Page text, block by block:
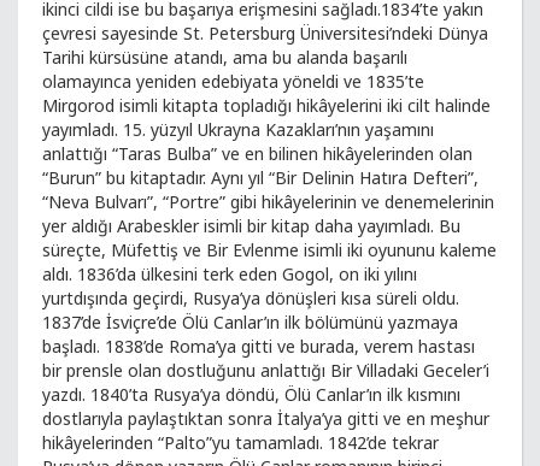
ikinci cildi ise bu başarıya erişmesini sağladı.1834’te yakın
çevresi sayesinde St. Petersburg Üniversitesi’ndeki Dünya
Tarihi kürsüsüne atandı, ama bu alanda başarılı
olamayınca yeniden edebiyata yöneldi ve 1835’te
Mirgorod isimli kitapta topladığı hikâyelerini iki cilt halinde
yayımladı. 15. yüzyıl Ukrayna Kazakları’nın yaşamını
anlattığı “Taras Bulba” ve en bilinen hikâyelerinden olan
“Burun” bu kitaptadır. Aynı yıl “Bir Delinin Hatıra Defteri”,
“Neva Bulvarı”, “Portre” gibi hikâyelerinin ve denemelerinin
yer aldığı Arabeskler isimli bir kitap daha yayımladı. Bu
süreçte, Müfettiş ve Bir Evlenme isimli iki oyununu kaleme
aldı. 1836’da ülkesini terk eden Gogol, on iki yılını
yurtdışında geçirdi, Rusya’ya dönüşleri kısa süreli oldu.
1837’de İsviçre’de Ölü Canlar’ın ilk bölümünü yazmaya
başladı. 1838’de Roma’ya gitti ve burada, verem hastası
bir prensle olan dostluğunu anlattığı Bir Villadaki Geceler’i
yazdı. 1840’ta Rusya’ya döndü, Ölü Canlar’ın ilk kısmını
dostlarıyla paylaştıktan sonra İtalya’ya gitti ve en meşhur
hikâyelerinden “Palto”yu tamamladı. 1842’de tekrar